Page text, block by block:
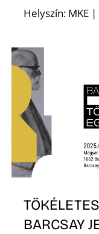
Helyszín: MKE |
BARCSAY